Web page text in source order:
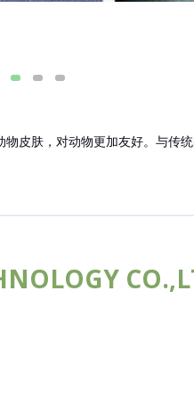
皮肤，对动物更加友好。与传